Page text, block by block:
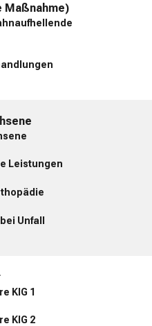
Maßnahme)
Leistungen
Unfall
KIG 1
KIG 2